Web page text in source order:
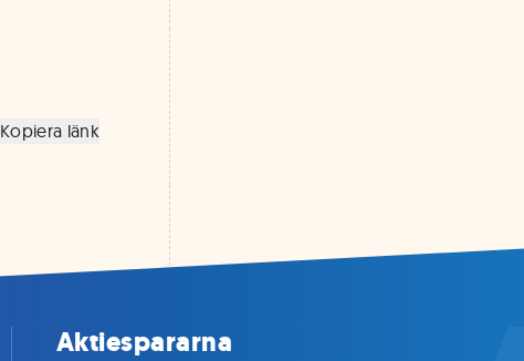
Kopiera länk
Aktiespararna